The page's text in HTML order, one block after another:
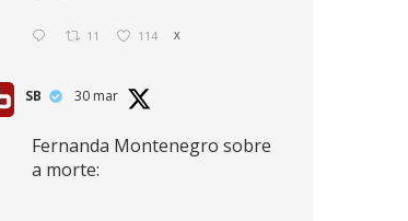
11 114 X
SB 30 mar
Fernanda Montenegro sobre
a morte: